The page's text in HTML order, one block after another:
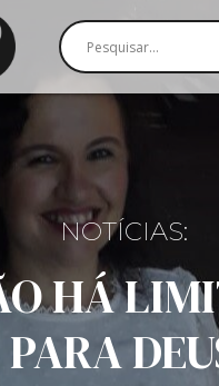
NOTÍCIAS:
HÁ
PARA